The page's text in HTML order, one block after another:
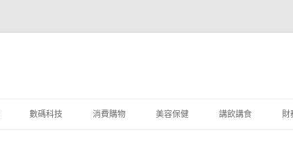
數碼科技 消費購物 美容保健 講飲講食 財